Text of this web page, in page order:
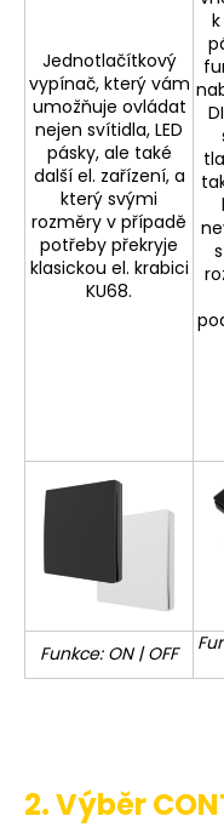
Jednotlačítkový
vypínač, který vám
umožňuje ovládat
nejen svítidla, LED
pásky, ale také
další el. zařízení, a
který svými
rozměry v případě
potřeby překryje
klasickou el. krabici
KU68.
Funkce: ON | OFF
2. Výběr